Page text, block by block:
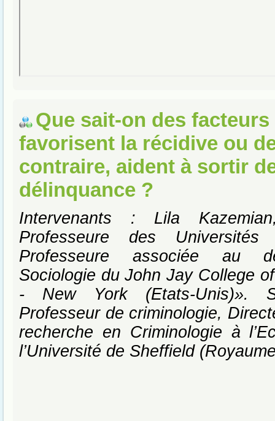
Que sait-on des
favorisent la récidive ou
contraire, aident à sortir
délinquance ?
Intervenants : Lila
Professeure des Universités
Professeure associée au
Sociologie du John Jay College
- New York (Etats-Unis)».
Professeur de criminologie,
recherche en Criminologie à
l’Université de Sheffield